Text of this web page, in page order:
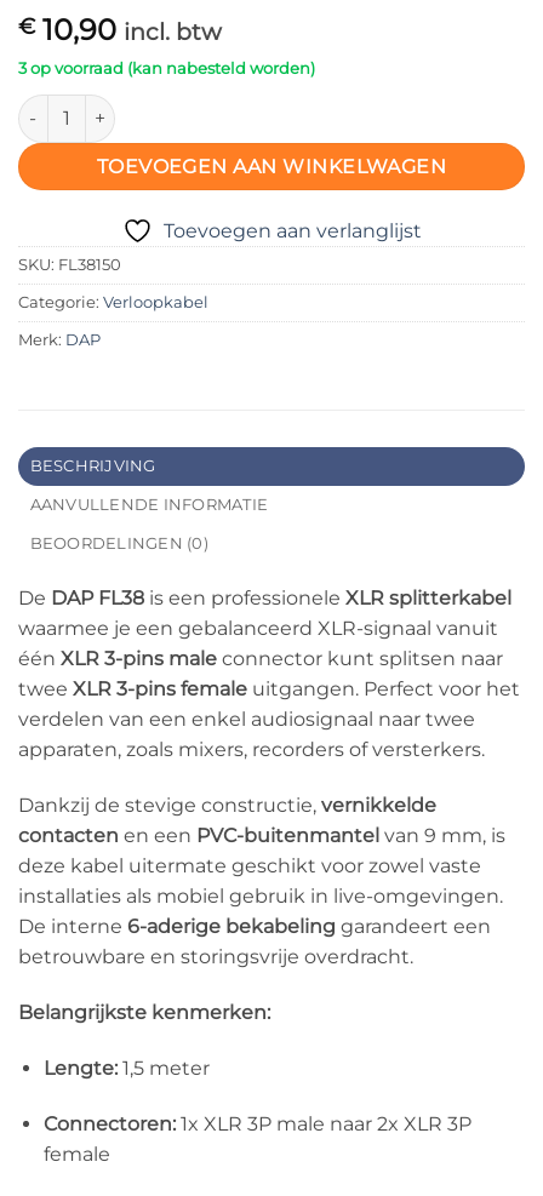
€10,90 incl. btw
3 op voorraad (kan nabesteld worden)
DAP FL38 – XLR Male naar 2x XLR Female (gebalanceerd) –
TOEVOEGEN AAN WINKELWAGEN
Toevoegen aan verlanglijst
SKU: FL38150
Categorie: Verloopkabel
Merk: DAP
BESCHRIJVING
AANVULLENDE INFORMATIE
BEOORDELINGEN (0)
De DAP FL38 is een professionele XLR splitterkabel
waarmee je een gebalanceerd XLR-signaal vanuit
één XLR 3-pins male connector kunt splitsen naar
twee XLR 3-pins female uitgangen. Perfect voor het
verdelen van een enkel audiosignaal naar twee
apparaten, zoals mixers, recorders of versterkers.
Dankzij de stevige constructie, vernikkelde
contacten en een PVC-buitenmantel van 9 mm, is
deze kabel uitermate geschikt voor zowel vaste
installaties als mobiel gebruik in live-omgevingen.
De interne 6-aderige bekabeling garandeert een
betrouwbare en storingsvrije overdracht.
Belangrijkste kenmerken:
Lengte:1,5 meter
Connectoren:1x XLR 3P male naar 2x XLR 3P
female